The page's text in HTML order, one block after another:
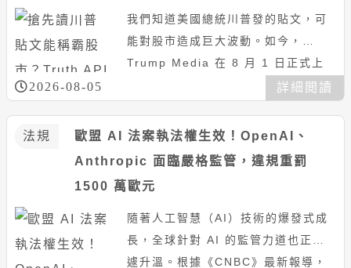
我們知道美國總統川普發的貼文，可
能對股市造成巨大波動。如今，
Trump Media 在 8 月 1 日正式上
線新服務「Truth API」，讓華爾街
2026-08-05 詳細閲讀
法規
歐盟 AI 法案執法權生效！OpenAI、
Anthropic 面臨嚴格監管，違規重罰
1500 萬歐元
隨著人工智慧（AI）技術的爆發式成
長，全球針對 AI 的監管力道也正急
遽升溫。根據《CNBC》最新報導，